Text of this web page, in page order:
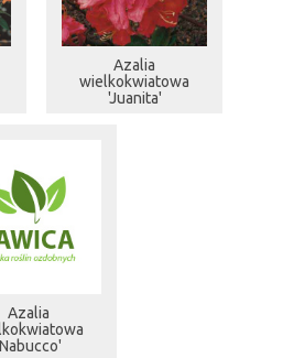
Azalia
wielkokwiatowa
'Juanita'
Azalia